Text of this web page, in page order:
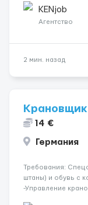
одного до трех
KENjob
Агентство
2 мин. назад
Крановщик
14 €
Германия
Требования:
штаны) и обувь с
-Управление